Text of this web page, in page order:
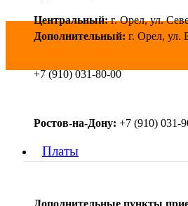
Центральный:г. Орел, ул.
Дополнительный: г. Орел, ул.
+7 (910) 031-80-00
Ростов-на-Дону: +7 (910) 031-
Дополнительные пункты
Платы